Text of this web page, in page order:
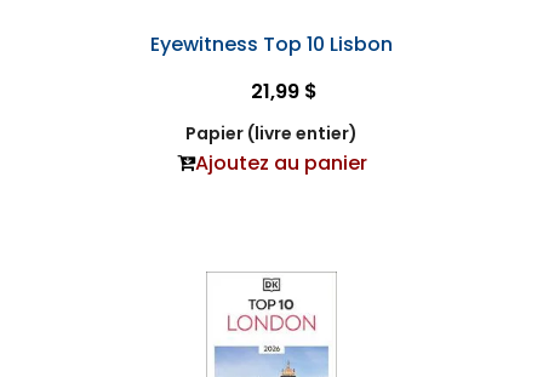
Eyewitness Top 10 Lisbon
21,99 $
Papier (livre entier)
Ajoutez au panier